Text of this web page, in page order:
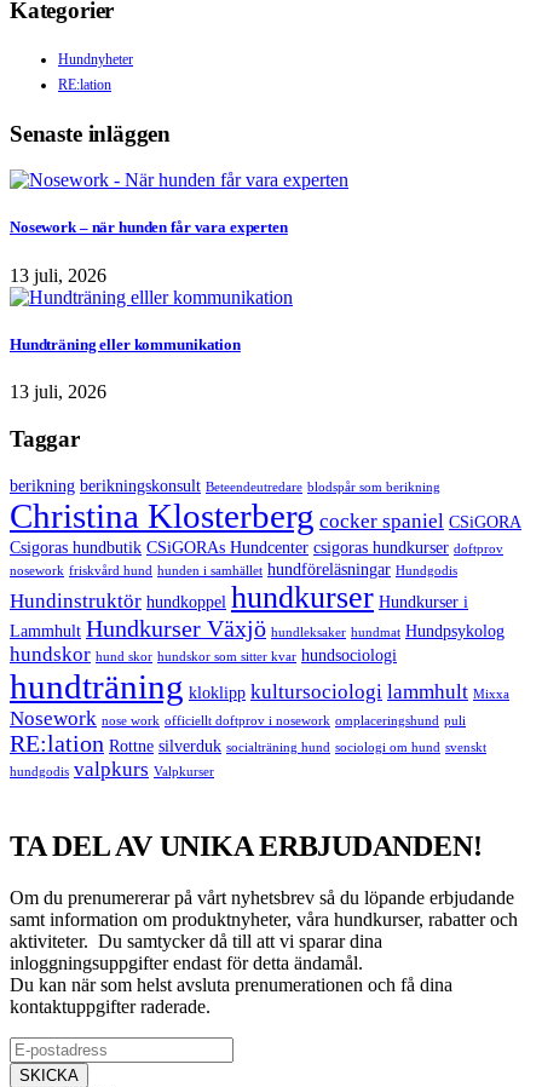
Kategorier
Hundnyheter
RE:lation
Senaste inläggen
Nosework – när hunden får vara experten
13 juli, 2026
Hundträning eller kommunikation
13 juli, 2026
Taggar
berikning berikningskonsult Beteendeutredare blodspår som berikning
Christina Klosterberg cocker spaniel CSiGORA
Csigoras hundbutik CSiGORAs Hundcenter csigoras hundkurser doftprov
nosework friskvård hund hunden i samhället hundföreläsningar Hundgodis
Hundinstruktör hundkoppel hundkurser Hundkurser i
Lammhult Hundkurser Växjö hundleksaker hundmat Hundpsykolog
hundskor hund skor hundskor som sitter kvar hundsociologi
hundträning kloklipp kultursociologi lammhult Mixxa
Nosework nose work officiellt doftprov i nosework omplaceringshund puli
RE:lation Rottne silverduk socialträning hund sociologi om hund svenskt
hundgodis valpkurs Valpkurser
TA DEL AV UNIKA ERBJUDANDEN!
Om du prenumererar på vårt nyhetsbrev så du löpande erbjudande
samt information om produktnyheter, våra hundkurser, rabatter och
aktiviteter. Du samtycker då till att vi sparar dina
inloggningsuppgifter endast för detta ändamål.
Du kan när som helst avsluta prenumerationen och få dina
kontaktuppgifter raderade.